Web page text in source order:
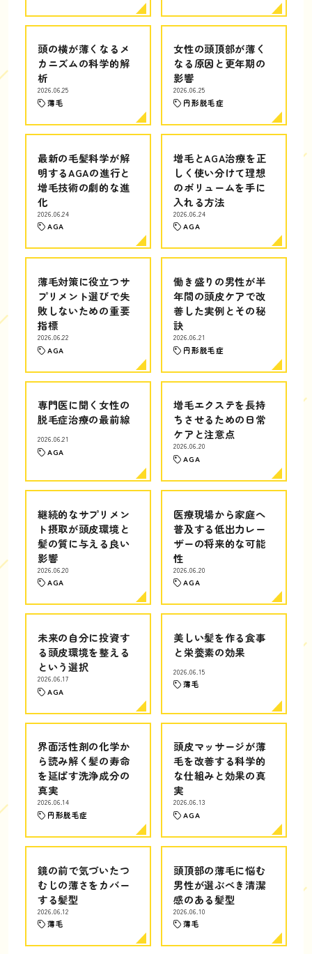
頭の横が薄くなるメ
カニズムの科学的解
析
2026.06.25
薄毛
女性の頭頂部が薄く
なる原因と更年期の
影響
2026.06.25
円形脱毛症
最新の毛髪科学が解
明するAGAの進行と
増毛技術の劇的な進
化
2026.06.24
AGA
増毛とAGA治療を正
しく使い分けて理想
のボリュームを手に
入れる方法
2026.06.24
AGA
薄毛対策に役立つサ
プリメント選びで失
敗しないための重要
指標
2026.06.22
AGA
働き盛りの男性が半
年間の頭皮ケアで改
善した実例とその秘
訣
2026.06.21
円形脱毛症
専門医に聞く女性の
脱毛症治療の最前線
2026.06.21
AGA
増毛エクステを長持
ちさせるための日常
ケアと注意点
2026.06.20
AGA
継続的なサプリメン
ト摂取が頭皮環境と
髪の質に与える良い
影響
2026.06.20
AGA
医療現場から家庭へ
普及する低出力レー
ザーの将来的な可能
性
2026.06.20
AGA
未来の自分に投資す
る頭皮環境を整える
という選択
2026.06.17
AGA
美しい髪を作る食事
と栄養素の効果
2026.06.15
薄毛
界面活性剤の化学か
ら読み解く髪の寿命
を延ばす洗浄成分の
真実
2026.06.14
円形脱毛症
頭皮マッサージが薄
毛を改善する科学的
な仕組みと効果の真
実
2026.06.13
AGA
鏡の前で気づいたつ
むじの薄さをカバー
する髪型
2026.06.12
薄毛
頭頂部の薄毛に悩む
男性が選ぶべき清潔
感のある髪型
2026.06.10
薄毛